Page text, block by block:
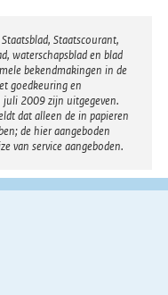
Staatscourant,
waterschapsblad en blad
bekendmakingen in de
goedkeuring en
juli 2009 zijn uitgegeven.
dat alleen de in papieren
de hier aangeboden
van service aangeboden.